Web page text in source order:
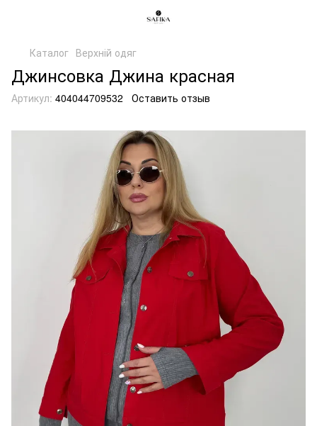
Каталог Верхній одяг
Джинсовка Джина красная
Артикул: 404044709532 Оставить отзыв